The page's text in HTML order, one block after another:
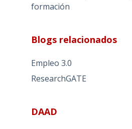
formación
Blogs relacionados
Empleo 3.0
ResearchGATE
DAAD